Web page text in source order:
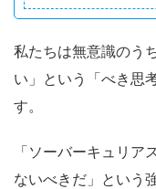
私たちは無意識のう
い」という「べき思
す。
「ソーバーキュリア
ないべきだ」という